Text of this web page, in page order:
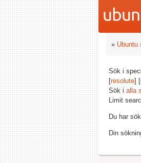
» Ubuntu
Sök i
[resolute] [
Sök i alla
Limit
Du har
Din